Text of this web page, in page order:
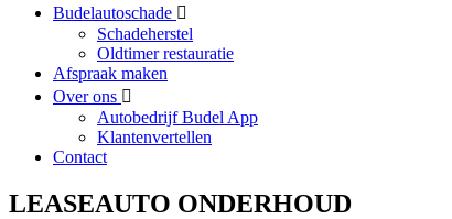
Budelautoschade
Schadeherstel
Oldtimer restauratie
Afspraak maken
Over ons
Autobedrijf Budel App
Klantenvertellen
Contact
LEASEAUTO ONDERHOUD